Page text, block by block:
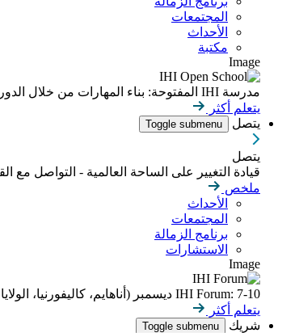
المجتمعات
الأحداث
مكتبة
Image
مدرسة IHI المفتوحة: بناء المهارات من خلال الدورات التدريبية عبر الإنترنت التي يمكن التحكم بوتيرتها
يتعلم أكثر
يتصل
Toggle submenu
يتصل
قيادة التغيير على الساحة العالمية - التواصل مع
ملخص
الأحداث
المجتمعات
برنامج الزمالة
الاستشارات
Image
IHI Forum: 7-10 ديسمبر (أناهايم، كاليفورنيا، الولايات المتحدة الأمريكية)
يتعلم أكثر
شريك
Toggle submenu